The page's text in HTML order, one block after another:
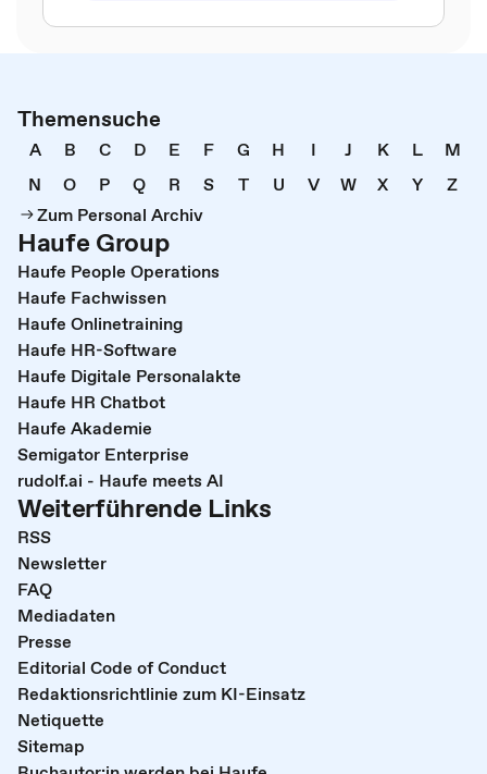
Themensuche
A B C D E F G H I J K L
M
N
O P Q R S T U V W X Y
Z
Zum Personal Archiv
Haufe Group
Haufe People Operations
Haufe Fachwissen
Haufe Onlinetraining
Haufe HR-Software
Haufe Digitale Personalakte
Haufe HR Chatbot
Haufe Akademie
Semigator Enterprise
rudolf.ai - Haufe meets AI
Weiterführende Links
RSS
Newsletter
FAQ
Mediadaten
Presse
Editorial Code of Conduct
Redaktionsrichtlinie zum KI-Einsatz
Netiquette
Sitemap